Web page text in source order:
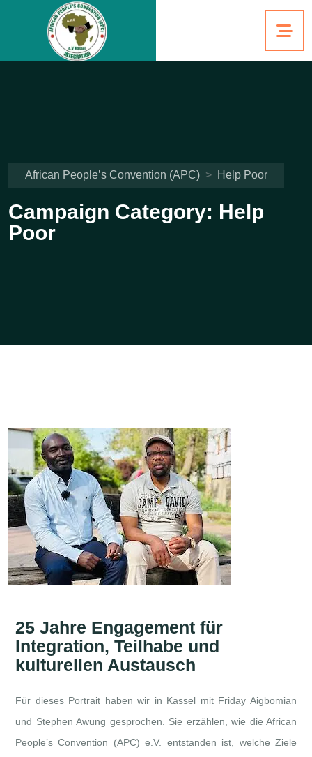
African People’s Convention (APC) > Help Poor
Campaign Category: Help
Poor
25 Jahre Engagement für
Integration, Teilhabe und
kulturellen Austausch
Für dieses Portrait haben wir in Kassel mit Friday Aigbomian
und Stephen Awung gesprochen. Sie erzählen, wie die African
People’s Convention (APC) e.V. entstanden ist, welche Ziele